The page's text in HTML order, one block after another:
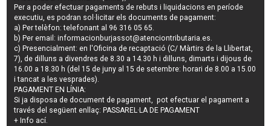
Per a poder efectuar pagaments derebuts i liquidacions en període
executiu, es podran sol·licitar els documents de pagament:
a) Per telèfon: telefonant al 96 316 05 65.
b) Per email:informacionburjassot@atenciontributaria.es.
c) Presencialment: en l'Oficina de recaptació (C/ Màrtirs de la Llibertat,
7), de dilluns a divendres de 8.30 a 14.30 h i dilluns, dimarts i dijous de
16.00 a 18.30 h (del 15 de juny al 15 de setembre: horari de 8.00 a 15.00
i tancat a les vesprades).
PAGAMENT EN LÍNIA:
Si ja disposa de document de pagament, pot efectuar el pagament a
través del següent enllaç: PASSAREL·LA DE PAGAMENT
+ Info ací.